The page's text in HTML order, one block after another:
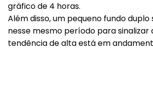
gráfico de 4 horas.
Além disso, um pequeno fundo
nesse mesmo período para sinalizar
tendência de alta está em